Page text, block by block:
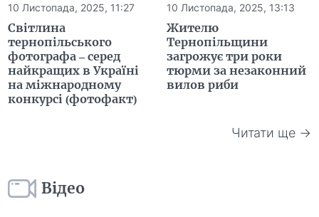
10 Листопада, 2025, 11:27
Світлина
тернопільського
фотографа – серед
найкращих в Україні
на міжнародному
конкурсі (фотофакт)
10 Листопада, 2025, 13:13
Жителю
Тернопільщини
загрожує три роки
тюрми за незаконний
вилов риби
Читати ще →
Відео